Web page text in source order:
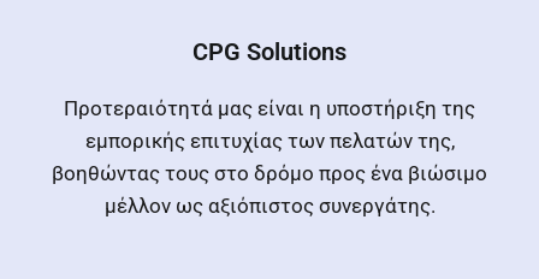
CPG Solutions
Προτεραιότητά μας είναι η υποστήριξη της
εμπορικής επιτυχίας των πελατών της,
βοηθώντας τους στο δρόμο προς ένα βιώσιμο
μέλλον ως αξιόπιστος συνεργάτης.